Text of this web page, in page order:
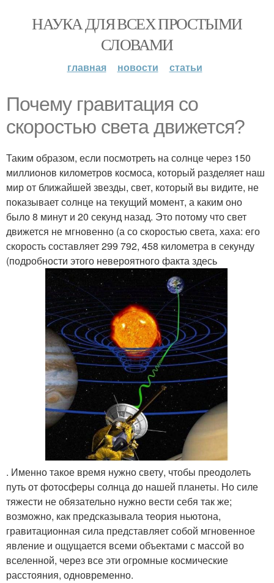
НАУКА ДЛЯ ВСЕХ ПРОСТЫМИ
СЛОВАМИ
главная новости статьи
Почему гравитация со
скоростью света движется?
Таким образом, если посмотреть на солнце через 150
миллионов километров космоса, который разделяет наш
мир от ближайшей звезды, свет, который вы видите, не
показывает солнце на текущий момент, а каким оно
было 8 минут и 20 секунд назад. Это потому что свет
движется не мгновенно (а со скоростью света, хаха: его
скорость составляет 299 792, 458 километра в секунду
(подробности этого невероятного факта здесь
. Именно такое время нужно свету, чтобы преодолеть
путь от фотосферы солнца до нашей планеты. Но силе
тяжести не обязательно нужно вести себя так же;
возможно, как предсказывала теория ньютона,
гравитационная сила представляет собой мгновенное
явление и ощущается всеми объектами с массой во
вселенной, через все эти огромные космические
расстояния, одновременно.